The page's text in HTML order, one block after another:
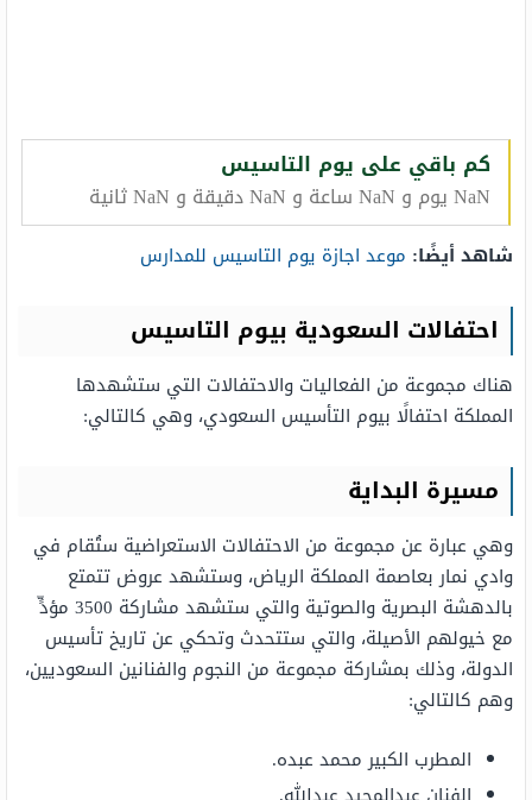
كم باقي على يوم التاسيس
NaN يوم و NaN ساعة و NaN دقيقة و NaN ثانية
شاهد أيضًا: موعد اجازة يوم التاسيس للمدارس
احتفالات السعودية بيوم التاسيس
هناك مجموعة من الفعاليات والاحتفالات التي ستشهدها
المملكة احتفالًا بيوم التأسيس السعودي، وهي كالتالي:
مسيرة البداية
وهي عبارة عن مجموعة من الاحتفالات الاستعراضية ستُقام في
وادي نمار بعاصمة المملكة الرياض، وستشهد عروض تتمتع
بالدهشة البصرية والصوتية والتي ستشهد مشاركة 3500 مؤدٍّ
مع خيولهم الأصيلة، والتي ستتحدث وتحكي عن تاريخ تأسيس
الدولة، وذلك بمشاركة مجموعة من النجوم والفنانين السعوديين،
وهم كالتالي:
المطرب الكبير محمد عبده.